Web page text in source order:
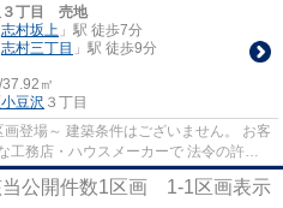
３丁目 売地
志村坂上 」駅 徒歩7分
志村三丁目 」駅 徒歩9分
㎡
小豆沢 ３丁目
ません。 お客
務店・ハウスメーカーで 法令の許す
限り自由な建物を建築して頂けます。 打...
公開件数1区画 1-1区画表示